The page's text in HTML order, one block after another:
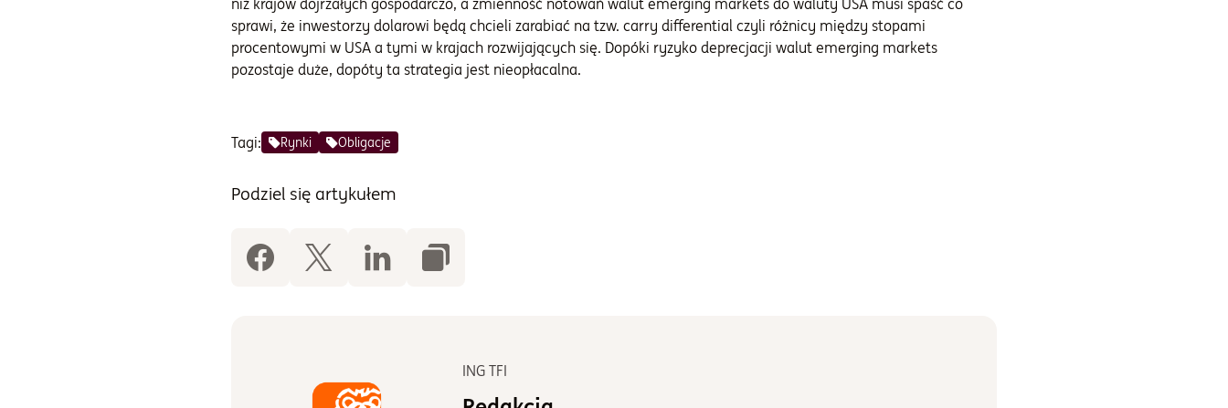
niż krajów dojrzałych gospodarczo, a zmienność notowań walut emerging markets do waluty USA musi spaść co
sprawi, że inwestorzy dolarowi będą chcieli zarabiać na tzw. carry differential czyli różnicy między stopami
procentowymi w USA a tymi w krajach rozwijających się. Dopóki ryzyko deprecjacji walut emerging markets
pozostaje duże, dopóty ta strategia jest nieopłacalna.
Tagi: Rynki Obligacje
Podziel się artykułem
ING TFI